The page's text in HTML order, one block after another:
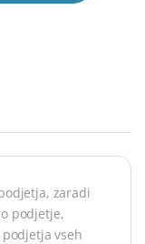
zaradi
podjetje,
vseh